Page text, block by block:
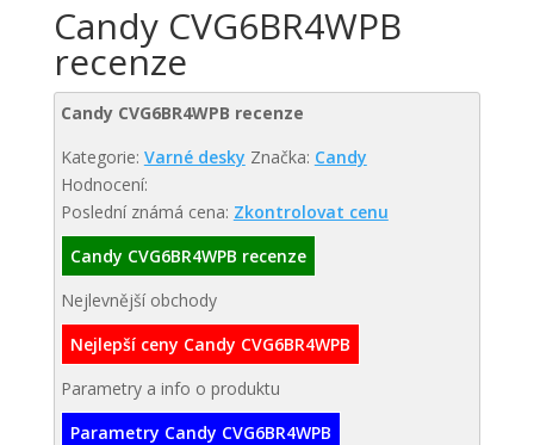
Candy CVG6BR4WPB
recenze
Candy CVG6BR4WPB recenze
Kategorie: Varné desky Značka: Candy
Hodnocení:
Poslední známá cena: Zkontrolovat cenu
Candy CVG6BR4WPB recenze
Nejlevnější obchody
Nejlepší ceny Candy CVG6BR4WPB
Parametry a info o produktu
Parametry Candy CVG6BR4WPB